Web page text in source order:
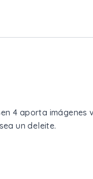
4 aporta imágenes
un deleite.